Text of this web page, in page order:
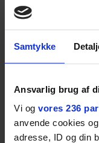
Samtykke
Ansvarlig brug af
Vi og vores 236
anvende cookies
adresse, ID og din
BOSS’ nye
banen
Fra BOSS OPEN i
med Australian
krydsfeltet mellem
livsstil.